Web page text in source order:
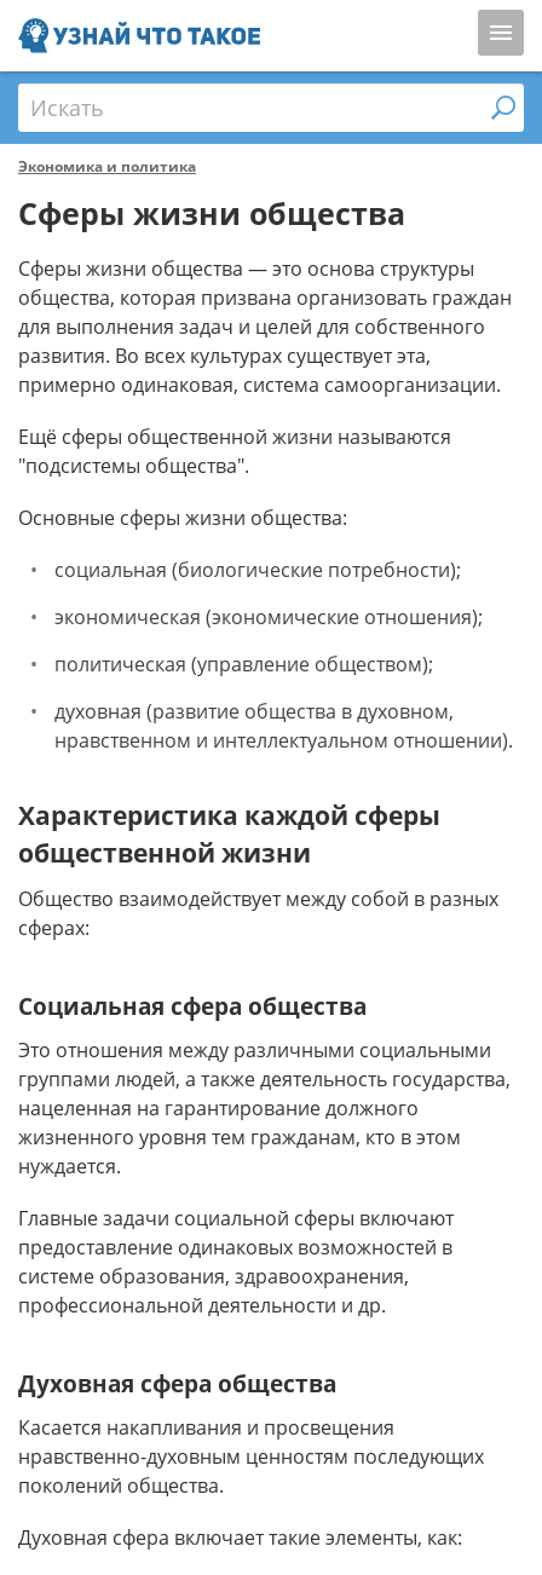
Искать
Экономика и политика
Сферы жизни общества
Сферы жизни общества — это основа структуры
общества, которая призвана организовать граждан
для выполнения задач и целей для собственного
развития. Во всех культурах существует эта,
примерно одинаковая, система самоорганизации.
Ещё сферы общественной жизни называются
"подсистемы общества".
Основные сферы жизни общества:
социальная (биологические потребности);
экономическая (экономические отношения);
политическая (управление обществом);
духовная (развитие общества в духовном,
нравственном и интеллектуальном отношении).
Характеристика каждой сферы
общественной жизни
Общество взаимодействует между собой в разных
сферах:
Социальная сфера общества
Это отношения между различными социальными
группами людей, а также деятельность государства,
нацеленная на гарантирование должного
жизненного уровня тем гражданам, кто в этом
нуждается.
Главные задачи социальной сферы включают
предоставление одинаковых возможностей в
системе образования, здравоохранения,
профессиональной деятельности и др.
Духовная сфера общества
Касается накапливания и просвещения
нравственно-духовным ценностям последующих
поколений общества.
Духовная сфера включает такие элементы, как: